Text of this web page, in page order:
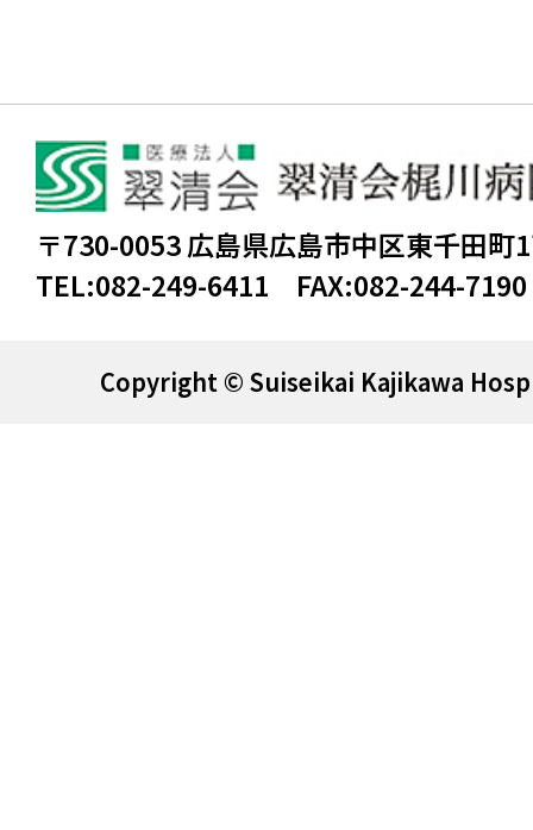
〒730-0053 広島県広島市中区東千田町
TEL:082-249-6411 FAX:082-244-7190
Copyright © Suiseikai Kajikawa